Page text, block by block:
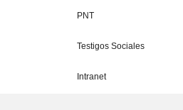
PNT
Testigos Sociales
Intranet